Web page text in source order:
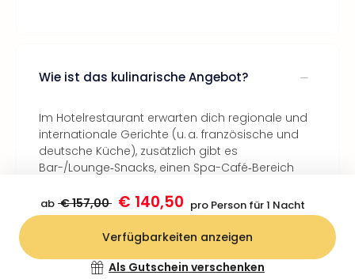
Bestätigen
Wie ist das kulinarische Angebot?
Im Hotelrestaurant erwarten dich regionale und
internationale Gerichte (u. a. französische und
deutsche Küche), zusätzlich gibt es
Bar-/Lounge‑Snacks, einen Spa-Café‑Bereich
Das Frühstücksbuffet ist sehr beliebt.
ab € 157,00 € 140,50 pro Person für 1 Nacht
Verfügbarkeiten anzeigen
Als Gutschein verschenken